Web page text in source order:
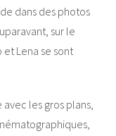
dans des photos
sur le
et Lena se sont
les gros plans,